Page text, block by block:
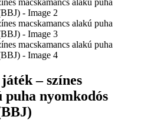
– színes
puha nyomkodós